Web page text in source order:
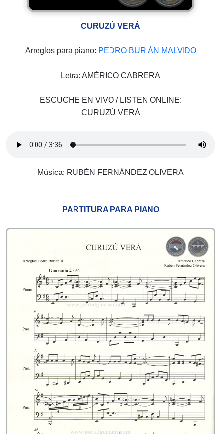
CURUZÚ VERÁ
Arreglos para piano: PEDRO BURIÁN MALVIDO
Letra: AMÉRICO CABRERA
ESCUCHE EN VIVO / LISTEN ONLINE:
CURUZÚ VERÁ
Música: RUBÉN FERNÁNDEZ OLIVERA
PARTITURA PARA PIANO